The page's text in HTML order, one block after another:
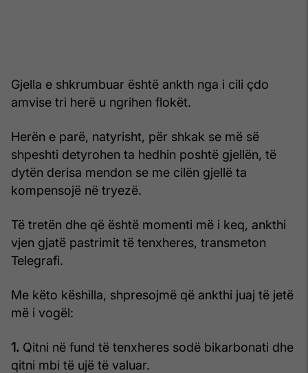
Gjella e shkrumbuar është ankth nga i cili çdo
amvise tri herë u ngrihen flokët.
Herën e parë, natyrisht, për shkak se më së
shpeshti detyrohen ta hedhin poshtë gjellën, të
dytën derisa mendon se me cilën gjellë ta
kompensojë në tryezë.
Të tretën dhe që është momenti më i keq, ankthi
vjen gjatë pastrimit të tenxheres, transmeton
Telegrafi.
Me këto këshilla, shpresojmë që ankthi juaj të jetë
më i vogël:
1. Qitni në fund të tenxheres sodë bikarbonati dhe
qitni mbi të ujë të valuar.